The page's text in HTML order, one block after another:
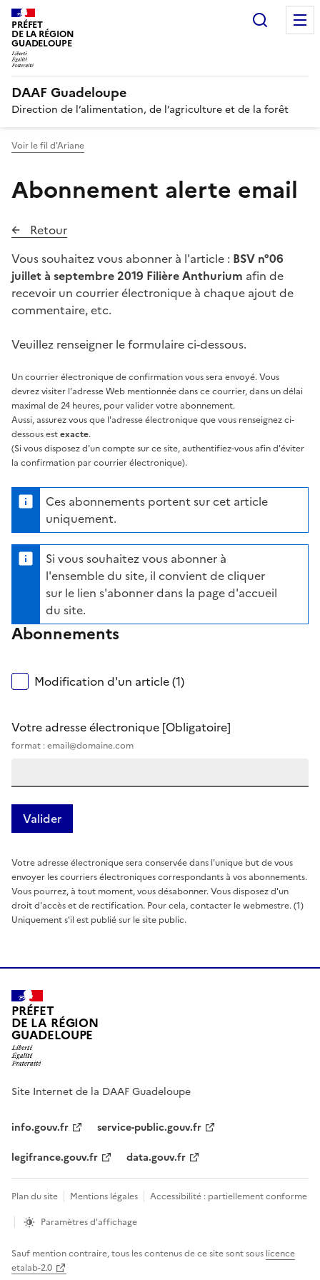
PRÉFET
DE LA RÉGION
GUADELOUPE
DAAF Guadeloupe
Direction de l’alimentation, de l’agriculture et de la forêt
Voir le fil d'Ariane
Abonnement alerte email
Retour
Vous souhaitez vous abonner à l'article : BSV n°06
juillet à septembre 2019 Filière Anthurium afin de
recevoir un courrier électronique à chaque ajout de
commentaire, etc.
Veuillez renseigner le formulaire ci-dessous.
Un courrier électronique de confirmation vous sera envoyé. Vous
devrez visiter l'adresse Web mentionnée dans ce courrier, dans un délai
maximal de 24 heures, pour valider votre abonnement.
Aussi, assurez vous que l'adresse électronique que vous renseignez ci-
dessous estexacte.
(Si vous disposez d'un compte sur ce site, authentifiez-vous afin d'éviter
la confirmation par courrier électronique).
Ces abonnements portent sur cet article
uniquement.
Si vous souhaitez vous abonner à
l'ensemble du site, il convient de cliquer
sur le lien s'abonner dans la page d'accueil
du site.
Abonnements
Modification d'un article (1)
Votre adresse électronique [Obligatoire]
format : email@domaine.com
Votre adresse électronique sera conservée dans l'unique but de vous
envoyer les courriers électroniques correspondants à vos abonnements.
Vous pourrez, à tout moment, vous désabonner. Vous disposez d'un
droit d'accès et de rectification. Pour cela, contacter le webmestre. (1)
Uniquement s'il est publié sur le site public.
PRÉFET
DE LA RÉGION
GUADELOUPE
Site Internet de la DAAF Guadeloupe
info.gouv.fr
service-public.gouv.fr
legifrance.gouv.fr
data.gouv.fr
Plan du site Mentions légales
Accessibilité : partiellement conforme
Paramètres d'affichage
Sauf mention contraire, tous les contenus de ce site sont sous licence
etalab-2.0